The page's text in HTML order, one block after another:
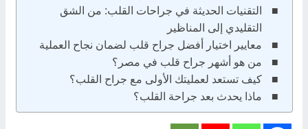
التقنيات الحديثة في جراحات القلب: من الشق
التقليدي إلى المناظير
معايير اختيار أفضل جراح قلب لضمان نجاح العملية
من هو أشهر جراح قلب في مصر؟
كيف تستعد لعمليتك الأولى مع جراح القلب؟
ماذا يحدث بعد جراحة القلب؟